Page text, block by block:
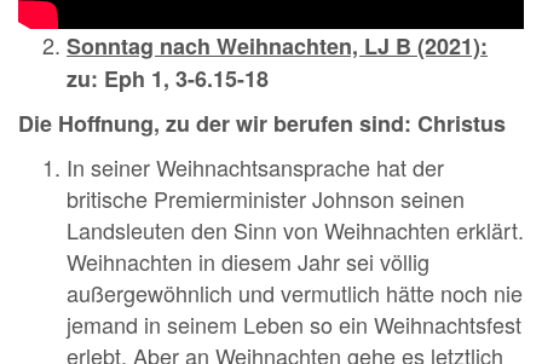
Sonntag nach Weihnachten, LJ B (2021):
zu: Eph 1, 3-6.15-18
Die Hoffnung, zu der wir berufen sind: Christus
In seiner Weihnachtsansprache hat der
britische Premierminister Johnson seinen
Landsleuten den Sinn von Weihnachten erklärt.
Weihnachten in diesem Jahr sei völlig
außergewöhnlich und vermutlich hätte noch nie
jemand in seinem Leben so ein Weihnachtsfest
erlebt. Aber an Weihnachten gehe es letztlich